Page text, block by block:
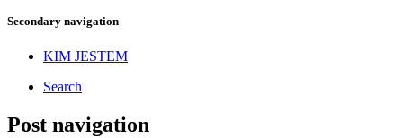
Secondary navigation
KIM JESTEM
Search
Post navigation